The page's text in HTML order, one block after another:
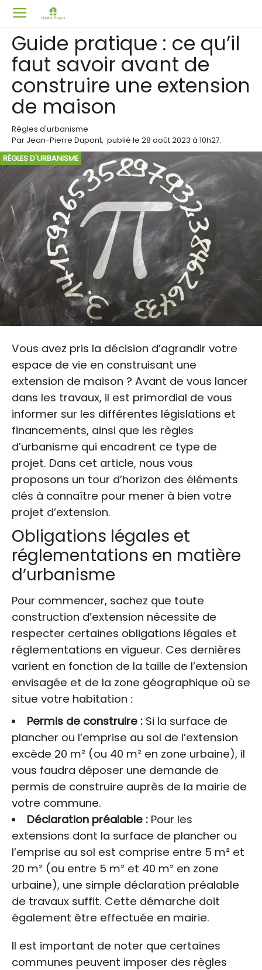
Guide pratique : ce qu’il
faut savoir avant de
construire une extension
de maison
Règles d'urbanisme
Par Jean-Pierre Dupont, publié le 28 août 2023 à 10h27.
RÈGLES D'URBANISME
Vous avez pris la décision d’agrandir votre
espace de vie en construisant une
extension de maison ? Avant de vous lancer
dans les travaux, il est primordial de vous
informer sur les différentes législations et
financements, ainsi que les règles
d’urbanisme qui encadrent ce type de
projet. Dans cet article, nous vous
proposons un tour d’horizon des éléments
clés à connaître pour mener à bien votre
projet d’extension.
Obligations légales et
réglementations en matière
d’urbanisme
Pour commencer, sachez que toute
construction d’extension nécessite de
respecter certaines obligations légales et
réglementations en vigueur. Ces dernières
varient en fonction de la taille de l’extension
envisagée et de la zone géographique où se
situe votre habitation :
Permis de construire :Si la surface de
plancher ou l’emprise au sol de l’extension
excède 20 m² (ou 40 m² en zone urbaine), il
vous faudra déposer une demande de
permis de construire auprès de la mairie de
votre commune.
Déclaration préalable :Pour les
extensions dont la surface de plancher ou
l’emprise au sol est comprise entre 5 m² et
20 m² (ou entre 5 m² et 40 m² en zone
urbaine), une simple déclaration préalable
de travaux suffit. Cette démarche doit
également être effectuée en mairie.
Il est important de noter que certaines
communes peuvent imposer des règles